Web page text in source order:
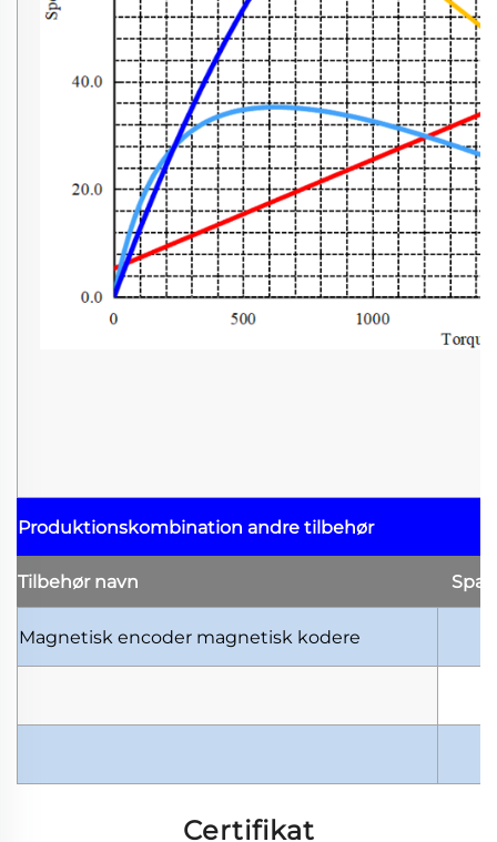
Produktionskombination andre tilbehør
Tilbehør navn
Magnetisk encoder magnetisk kodere
Certifikat